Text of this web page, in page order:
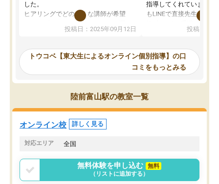
した。
ヒアリングでどのような講師が希望
か、オプションは付帯するかなど選ぶ
事が出来ました。
ーティングを行い、その講師で良いか
見てから講師を決定する事ができま
す。
うちの子は、初回面談の講師の方で決
オンラインツールを使用した単語帳の
共有があり宿題もそちらで出される形
でした。
言う事で講師変更の申し出があり、あ
まりに短期での変更だった為、塾に通
う事にして退会しました。遅れも取り
投稿日：2025年09月12日
指導してくれています。
もLINEで直接先生に質問
めれるので、個人に合
いなのがあり(有料)、受
ことをどんなスケジュー
くか相談したのですが、
ち期待したものではなく
内容でした。それでも明
やる気も出ましたし、苦
くなってきたようなので
投稿日：
トウコベ【東大生によるオンライン個別指導】の口
コミをもっとみる
陸前富山駅の教室一覧
オンライン校 詳しく見る
対応エリア 全国
無料体験を申し込む
無料
（リストに追加する）